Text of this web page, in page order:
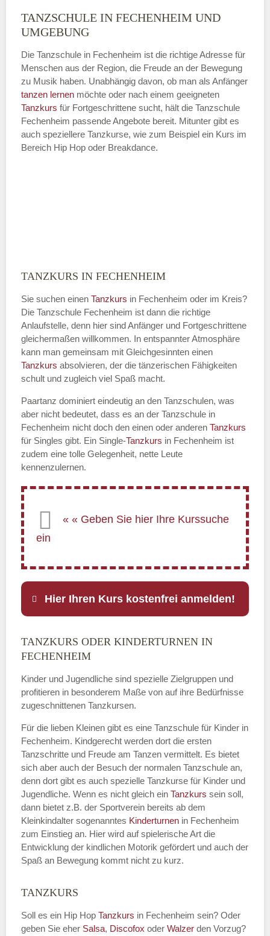
TANZSCHULE IN FECHENHEIM UND
UMGEBUNG
Die Tanzschule in Fechenheim ist die richtige Adresse für
Menschen aus der Region, die Freude an der Bewegung
zu Musik haben. Unabhängig davon, ob man als Anfänger
tanzen lernen möchte oder nach einem geeigneten
Tanzkurs für Fortgeschrittene sucht, hält die Tanzschule
Fechenheim passende Angebote bereit. Mitunter gibt es
auch speziellere Tanzkurse, wie zum Beispiel ein Kurs im
Bereich Hip Hop oder Breakdance.
TANZKURS IN FECHENHEIM
Sie suchen einen Tanzkurs in Fechenheim oder im Kreis?
Die Tanzschule Fechenheim ist dann die richtige
Anlaufstelle, denn hier sind Anfänger und Fortgeschrittene
gleichermaßen willkommen. In entspannter Atmosphäre
kann man gemeinsam mit Gleichgesinnten einen
Tanzkurs absolvieren, der die tänzerischen Fähigkeiten
schult und zugleich viel Spaß macht.
Paartanz dominiert eindeutig an den Tanzschulen, was
aber nicht bedeutet, dass es an der Tanzschule in
Fechenheim nicht doch den einen oder anderen Tanzkurs
für Singles gibt. Ein Single-Tanzkurs in Fechenheim ist
zudem eine tolle Gelegenheit, nette Leute
kennenzulernen.
Hier Ihren Kurs kostenfrei anmelden!
Name
E-Mail*
Name der Tanzschule
Kontakt E-Mail
TANZKURS ODER KINDERTURNEN IN
FECHENHEIM
Kinder und Jugendliche sind spezielle Zielgruppen und
profitieren in besonderem Maße von auf ihre Bedürfnisse
zugeschnittenen Tanzkursen.
Für die lieben Kleinen gibt es eine Tanzschule für Kinder in
Fechenheim. Kindgerecht werden dort die ersten
Tanzschritte und Freude am Tanzen vermittelt. Es bietet
sich aber auch der Besuch der normalen Tanzschule an,
denn dort gibt es auch spezielle Tanzkurse für Kinder und
Jugendliche. Wenn es nicht gleich ein Tanzkurs sein soll,
dann bietet z.B. der Sportverein bereits ab dem
Kleinkindalter sogenanntes Kinderturnen in Fechenheim
zum Einstieg an. Hier wird auf spielerische Art die
Entwicklung der kindlichen Motorik gefördert und auch der
Spaß an Bewegung kommt nicht zu kurz.
TANZKURS
Soll es ein Hip Hop Tanzkurs in Fechenheim sein? Oder
geben Sie eher Salsa, Discofox oder Walzer den Vorzug?